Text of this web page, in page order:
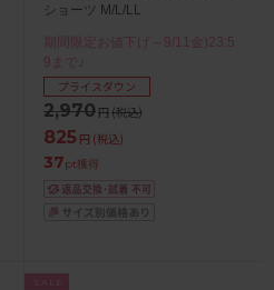
ショーツ M/L/LL
期間限定お値下げ～9/11金)23:5
9まで♪
2,970円(税込)
プライスダウン
825 円 (税込)
37pt獲得
SALE